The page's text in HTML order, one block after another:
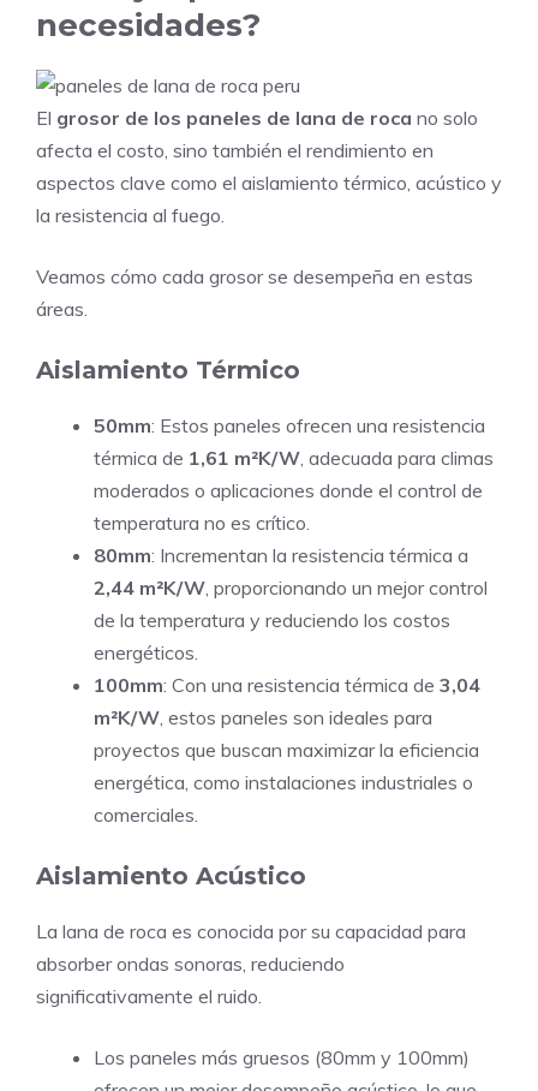
necesidades?
El grosor de los paneles de lana de roca no solo
afecta el costo, sino también el rendimiento en
aspectos clave como el aislamiento térmico, acústico y
la resistencia al fuego.
Veamos cómo cada grosor se desempeña en estas
áreas.
Aislamiento Térmico
50mm: Estos paneles ofrecen una resistencia
térmica de 1,61 m²K/W , adecuada para climas
moderados o aplicaciones donde el control de
temperatura no es crítico.
80mm: Incrementan la resistencia térmica a
2,44 m²K/W , proporcionando un mejor control
de la temperatura y reduciendo los costos
energéticos.
100mm: Con una resistencia térmica de 3,04
m²K/W , estos paneles son ideales para
proyectos que buscan maximizar la eficiencia
energética, como instalaciones industriales o
comerciales.
Aislamiento Acústico
La lana de roca es conocida por su capacidad para
absorber ondas sonoras, reduciendo
significativamente el ruido.
Los paneles más gruesos (80mm y 100mm)